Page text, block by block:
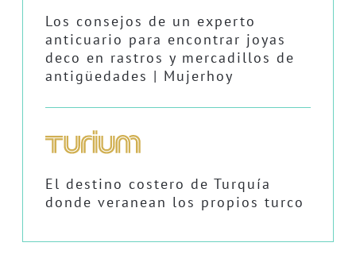
Los consejos de un experto
anticuario para encontrar joyas
deco en rastros y mercadillos de
antigüedades | Mujerhoy
El destino costero de Turquía
donde veranean los propios turco